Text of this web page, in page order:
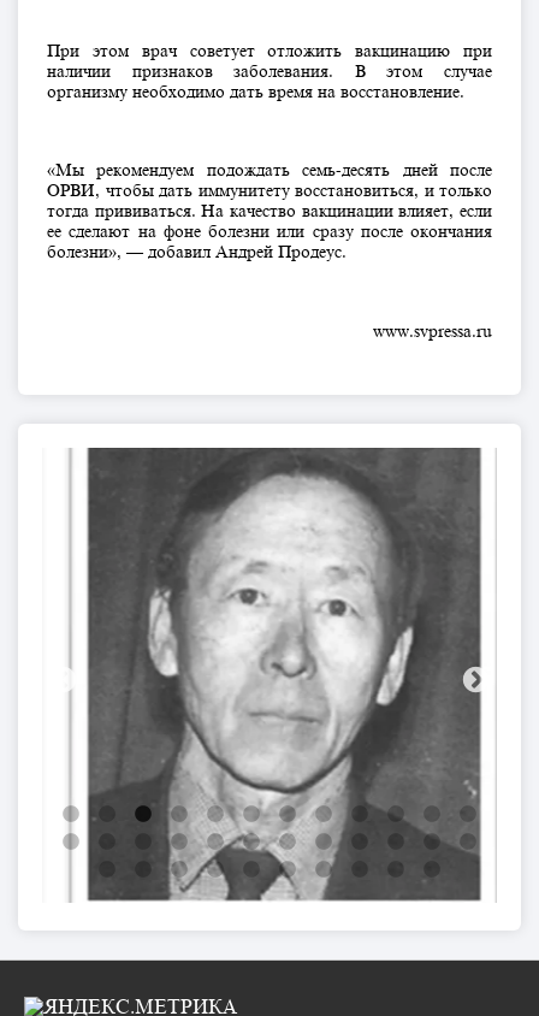
При этом врач советует отложить вакцинацию при
наличии признаков заболевания. В этом случае
организму необходимо дать время на восстановление.
«Мы рекомендуем подождать семь-десять дней после
ОРВИ, чтобы дать иммунитету восстановиться, и только
тогда прививаться. На качество вакцинации влияет, если
ее сделают на фоне болезни или сразу после окончания
болезни», — добавил Андрей Продеус.
www.svpressa.ru